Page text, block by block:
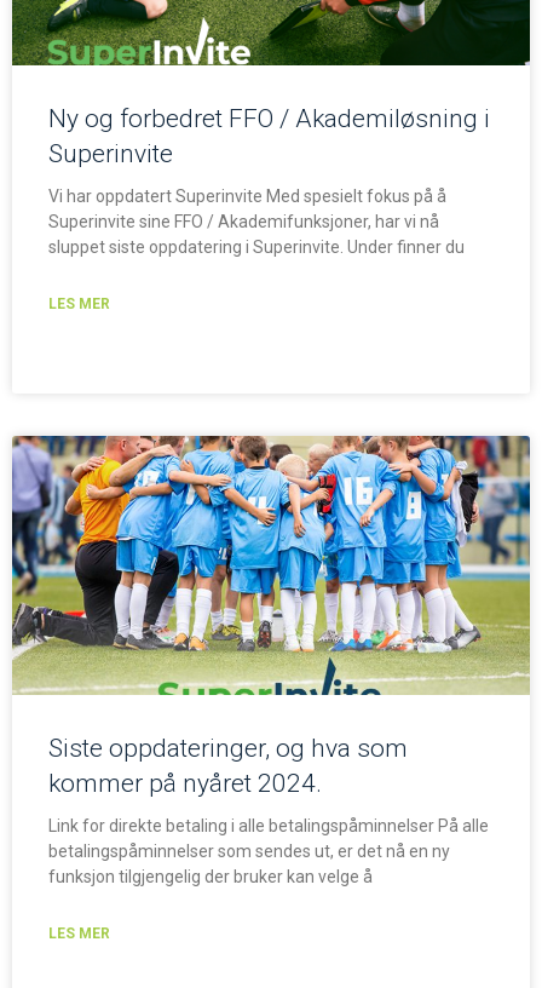
Ny og forbedret FFO / Akademiløsning i
Superinvite
Vi har oppdatert Superinvite Med spesielt fokus på å
Superinvite sine FFO / Akademifunksjoner, har vi nå
sluppet siste oppdatering i Superinvite. Under finner du
LES MER
Siste oppdateringer, og hva som
kommer på nyåret 2024.
Link for direkte betaling i alle betalingspåminnelser På alle
betalingspåminnelser som sendes ut, er det nå en ny
funksjon tilgjengelig der bruker kan velge å
LES MER